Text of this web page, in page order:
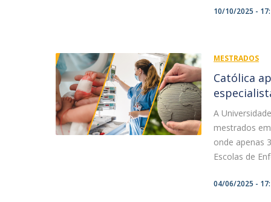
10/10/2025 -
MESTRADOS
Católica
A
mestrados
onde apenas
Escolas de
04/06/2025 -